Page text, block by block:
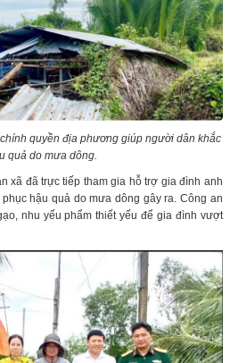
quyền địa phương giúp người dân khắc
quả do mưa dông.
xã đã trực tiếp tham gia hỗ trợ gia đình anh
hậu quả do mưa dông gây ra. Công an
nhu yếu phẩm thiết yếu để gia đình vượt